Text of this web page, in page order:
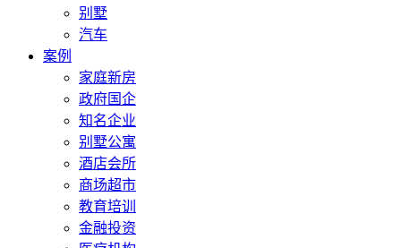
别墅
汽车
案例
家庭新房
政府国企
知名企业
别墅公寓
酒店会所
商场超市
教育培训
金融投资